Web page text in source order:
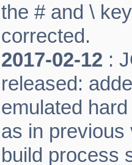
the # and \
corrected.
2017-02-12 :
released:
emulated
as in previous
build process